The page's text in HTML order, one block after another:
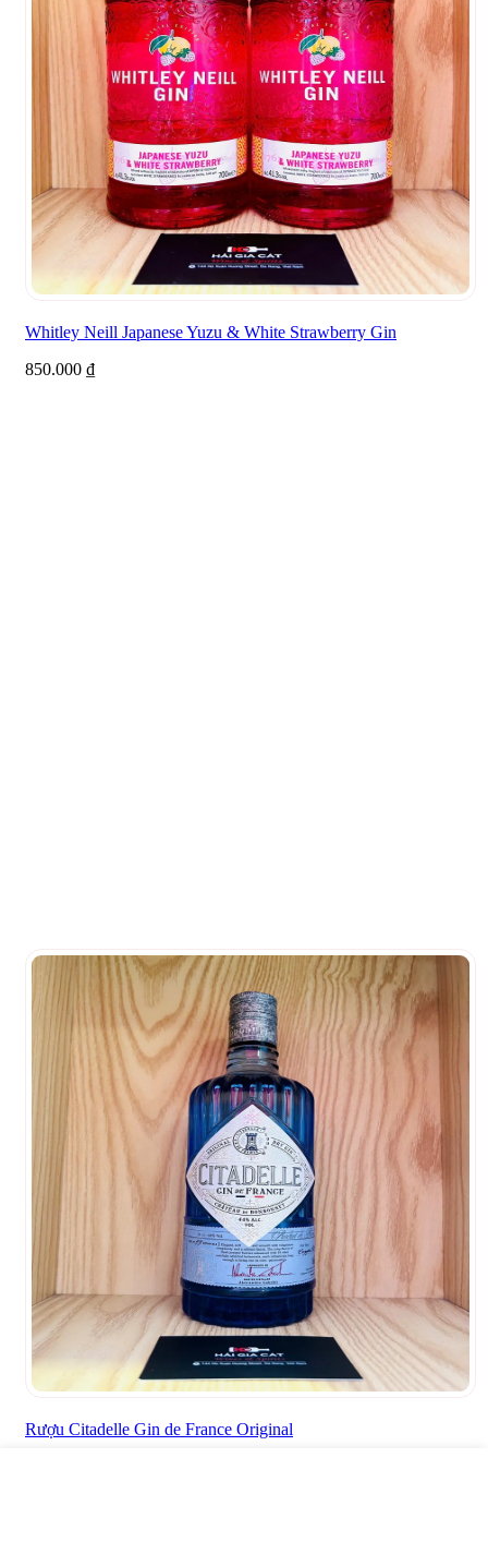
Whitley Neill Japanese Yuzu & White Strawberry Gin
850.000 ₫
Rượu Citadelle Gin de France Original